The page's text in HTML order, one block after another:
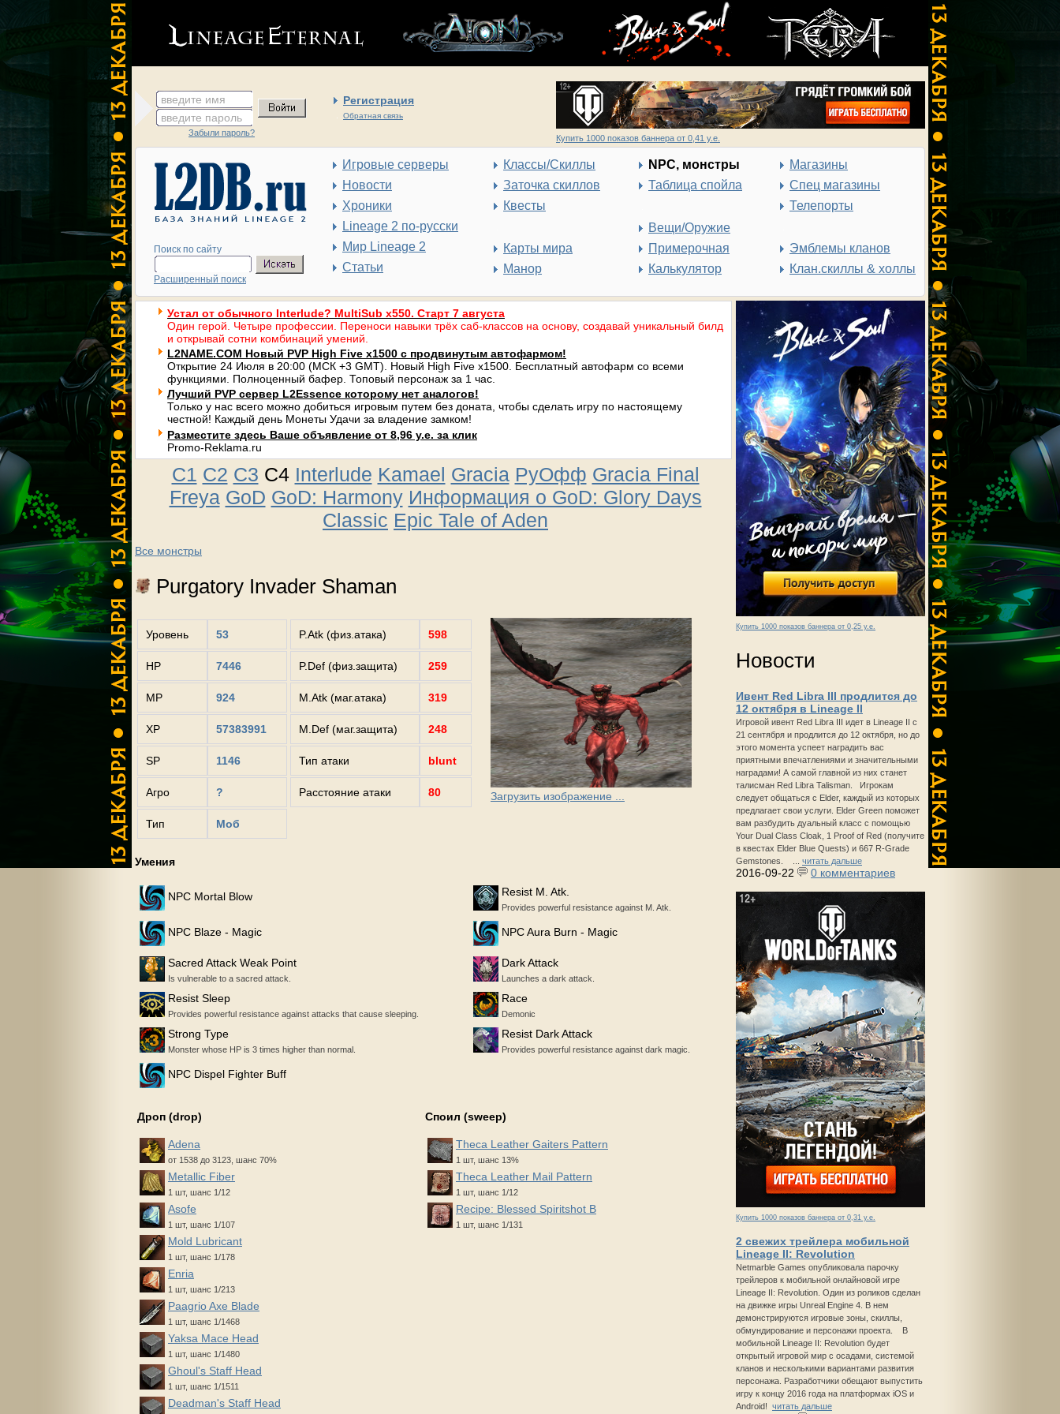
введите имя Регистрация
Обратная связь
введите пароль
Забыли пароль?
Купить 1000 показов баннера от 0,41 у.е.
Поиск по сайту
Расширенный поиск
Игровые серверы
Новости
Хроники
Lineage 2 по-русски
Мир Lineage 2
Статьи
Классы/Скиллы
Заточка скиллов
Квесты
Карты мира
Манор
NPC, монстры
Таблица спойла
Вещи/Оружие
Примерочная
Калькулятор
Магазины
Спец магазины
Телепорты
Эмблемы кланов
Клан.скиллы & холлы
Купить 1000 показов баннера от 0,25 у.е.
Новости
Ивент Red Libra III продлится до
12 октября в Lineage II
Игровой ивент Red Libra III идет в Lineage II с
21 сентября и продлится до 12 октября, но до
этого момента успеет наградить вас
приятными впечатлениями и значительными
наградами! А самой главной из них станет
талисман Red Libra Talisman. Игрокам
следует общаться с Elder, каждый из которых
предлагает свои услуги. Elder Green поможет
вам разбудить дуальный класс с помощью
Your Dual Class Cloak, 1 Proof of Red (получите
в квестах Elder Blue Quests) и 667 R-Grade
Gemstones. ... читать дальше
2016-09-22 0 комментариев
Купить 1000 показов баннера от 0,31 у.е.
2 свежих трейлера мобильной
Lineage II: Revolution
Netmarble Games опубликовала парочку
трейлеров к мобильной онлайновой игре
Lineage II: Revolution. Один из роликов сделан
на движке игры Unreal Engine 4. В нем
демонстрируются игровые зоны, скиллы,
обмундирование и персонажи проекта. В
мобильной Lineage II: Revolution будет
открытый игровой мир с осадами, системой
кланов и несколькими вариантами развития
персонажа. Разработчики обещают выпустить
игру к концу 2016 года на платформах iOS и
Android! читать дальше
Устал от обычного Interlude? MultiSub x550. Старт 7 августа
Один герой. Четыре профессии. Переноси навыки трёх саб-классов на основу, создавай уникальный билд
и открывай сотни комбинаций умений.
L2NAME.COM Новый PVP High Five x1500 с продвинутым автофармом!
Открытие 24 Июля в 20:00 (МСК +3 GMT). Новый High Five x1500. Бесплатный автофарм со всеми
функциями. Полноценный бафер. Топовый персонаж за 1 час.
Лучший PVP сервер L2Essence которому нет аналогов!
Только у нас всего можно добиться игровым путем без доната, чтобы сделать игру по настоящему
честной! Каждый день Монеты Удачи за владение замком!
Разместите здесь Ваше объявление от 8,96 у.е. за клик
Promo-Reklama.ru
C1 C2 C3 C4 Interlude Kamael Gracia РуОфф Gracia Final
Freya GoD GoD: Harmony Информация о GoD: Glory Days
Classic Epic Tale of Aden
Все монстры
Purgatory Invader Shaman
Уровень 53
HP 7446
MP 924
XP 57383991
SP 1146
Агро ?
Тип Моб
P.Atk (физ.атака) 598
P.Def (физ.защита) 259
M.Atk (маг.атака) 319
M.Def (маг.защита) 248
Тип атаки blunt
Расстояние атаки 80 Загрузить изображение ...
Умения
NPC Mortal Blow Resist M. Atk.
Provides powerful resistance against M. Atk.
NPC Blaze - Magic NPC Aura Burn - Magic
Sacred Attack Weak Point
Is vulnerable to a sacred attack.
Dark Attack
Launches a dark attack.
Resist Sleep
Provides powerful resistance against attacks that cause sleeping.
Race
Demonic
Strong Type
Monster whose HP is 3 times higher than normal.
Resist Dark Attack
Provides powerful resistance against dark magic.
NPC Dispel Fighter Buff
Дроп (drop)
Adena
от 1538 до 3123, шанс 70%
Metallic Fiber
1 шт, шанс 1/12
Asofe
1 шт, шанс 1/107
Mold Lubricant
1 шт, шанс 1/178
Enria
1 шт, шанс 1/213
Paagrio Axe Blade
1 шт, шанс 1/1468
Yaksa Mace Head
1 шт, шанс 1/1480
Ghoul's Staff Head
1 шт, шанс 1/1511
Deadman's Staff Head
Споил (sweep)
Theca Leather Gaiters Pattern
1 шт, шанс 13%
Theca Leather Mail Pattern
1 шт, шанс 1/12
Recipe: Blessed Spiritshot B
1 шт, шанс 1/131